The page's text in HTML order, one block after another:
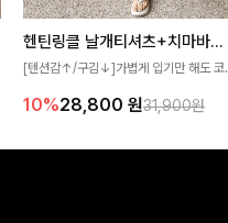
헨틴링클 날개티셔츠+치마바지SET
[텐션감↑/구김↓]가볍게 입기만 해도 코
게 퍼지는 프릴 날개 소매가 우아한 포인트
재와 편안한 허리밴딩으로 하루 종일 산뜻
10%28,800 원31,900원